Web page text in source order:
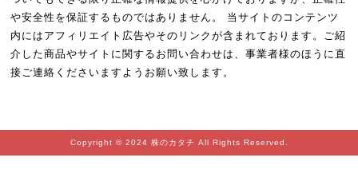
や安全性を保証するものではありません。 当サイトのコンテンツ
内にはアフィリエイト広告やそのリンクが含まれております。ご紹
介した商品やサイトに関するお問い合わせは、事業者様のほうに直
接ご連絡くださいますようお願い致します。
Copyright © 2024 株のカタチ All Rights Reserved.